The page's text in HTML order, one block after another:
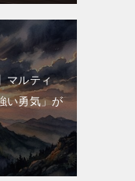
マルティ
い勇気」が